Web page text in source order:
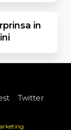
in
Twitter